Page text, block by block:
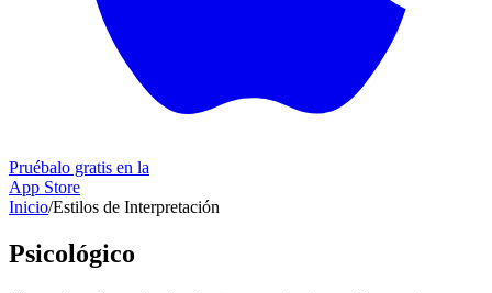
Pruébalo gratis en la
App Store
Inicio/Estilos de Interpretación
Psicológico